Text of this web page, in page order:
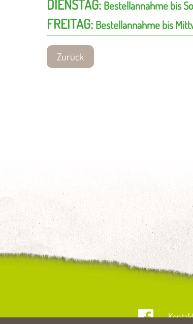
DIENSTAG: Bestellannahme bis
FREITAG: Bestellannahme bis
Zurück